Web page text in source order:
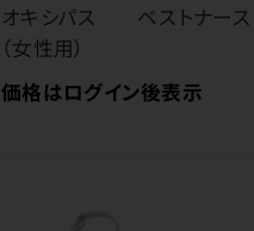
オキシパス ベストナース
（女性用）
価格はログイン後表示